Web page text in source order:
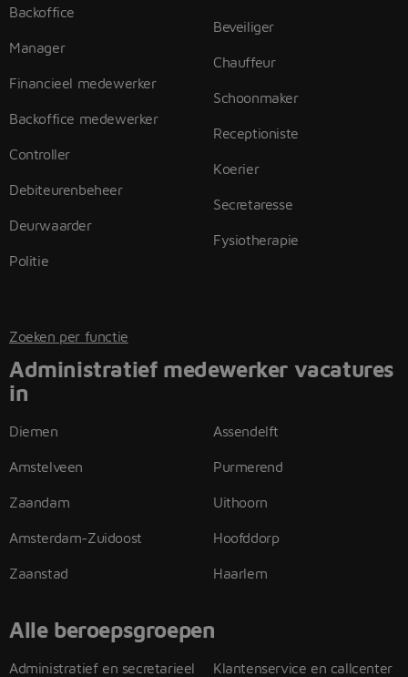
Backoffice
Manager
Financieel medewerker
Backoffice medewerker
Controller
Debiteurenbeheer
Deurwaarder
Politie
Beveiliger
Chauffeur
Schoonmaker
Receptioniste
Koerier
Secretaresse
Fysiotherapie
Zoeken per functie
Administratief medewerker vacatures
in
Diemen
Amstelveen
Zaandam
Amsterdam-Zuidoost
Zaanstad
Assendelft
Purmerend
Uithoorn
Hoofddorp
Haarlem
Alle beroepsgroepen
Administratief en secretarieel Klantenservice en callcenter